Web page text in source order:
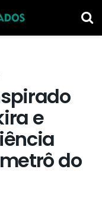
e
do